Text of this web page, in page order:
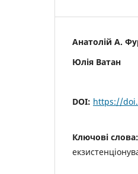
Анатолій А.
Юлія Ватан
DOI: https://
Ключові слова: